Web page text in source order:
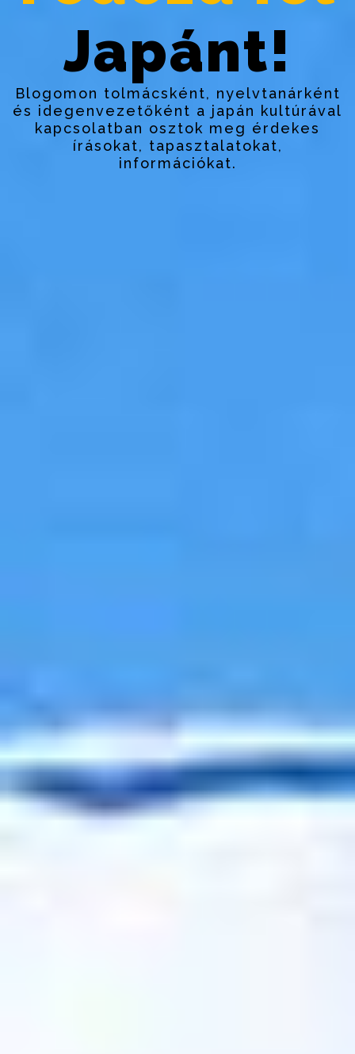
Japánt!
Blogomon tolmácsként, nyelvtanárként
és idegenvezetőként a japán kultúrával
kapcsolatban osztok meg érdekes
írásokat, tapasztalatokat,
információkat.